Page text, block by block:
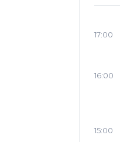
17:00
16:00
15:00